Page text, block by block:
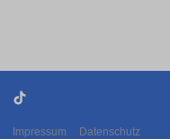
Impressum Datenschutz